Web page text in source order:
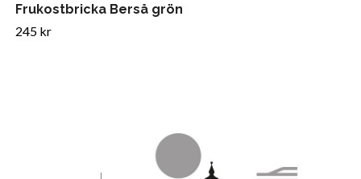
Frukostbricka Berså grön
245 kr